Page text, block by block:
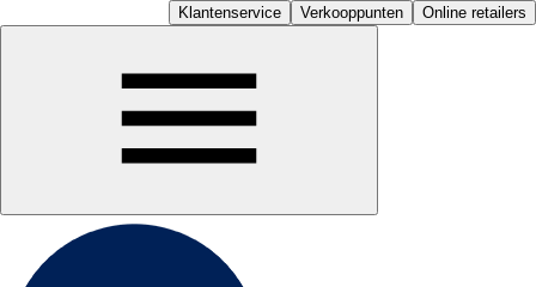
Klantenservice Verkooppunten Online retailers